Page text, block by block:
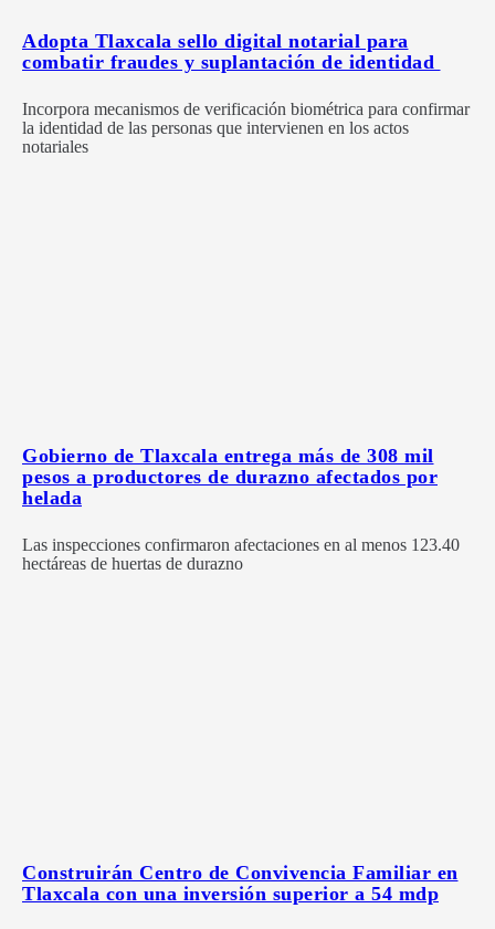
Adopta Tlaxcala sello digital notarial para
combatir fraudes y suplantación de identidad
Incorpora mecanismos de verificación biométrica para confirmar
la identidad de las personas que intervienen en los actos
notariales
Gobierno de Tlaxcala entrega más de 308 mil
pesos a productores de durazno afectados por
helada
Las inspecciones confirmaron afectaciones en al menos 123.40
hectáreas de huertas de durazno
Construirán Centro de Convivencia Familiar en
Tlaxcala con una inversión superior a 54 mdp